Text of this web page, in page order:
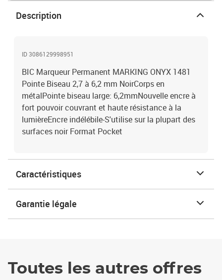
Description
ID 3086129998951
BIC Marqueur Permanent MARKING ONYX 1481
Pointe Biseau 2,7 à 6,2 mm NoirCorps en
métalPointe biseau large: 6,2mmNouvelle encre à
fort pouvoir couvrant et haute résistance à la
lumièreEncre indélébile-S'utilise sur la plupart des
surfaces noir Format Pocket
Caractéristiques
Garantie légale
Toutes les autres offres